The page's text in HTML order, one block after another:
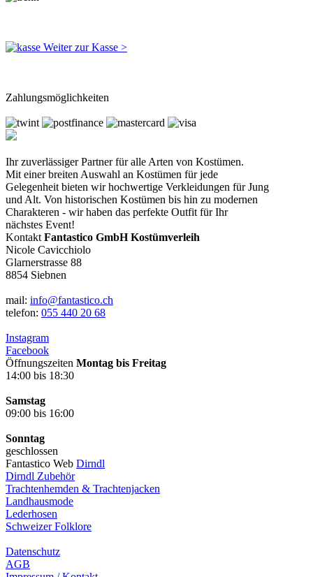
Weiter zur Kasse >
Zahlungsmöglichkeiten
Ihr zuverlässiger Partner für alle Arten von Kostümen.
Mit einer breiten Auswahl an Kostümen für jede
Gelegenheit bieten wir hochwertige Verkleidungen für Jung
und Alt. Von historischen Kostümen bis hin zu modernen
Charakteren - wir haben das perfekte Outfit für Ihr
nächstes Event!
Kontakt Fantastico GmbH Kostümverleih
Nicole Cavicchiolo
Glarnerstrasse 88
8854 Siebnen
mail: info@fantastico.ch
telefon: 055 440 20 68
Instagram
Facebook
Öffnungszeiten Montag bis Freitag
14:00 bis 18:30
Samstag
09:00 bis 16:00
Sonntag
geschlossen
Fantastico Web Dirndl
Dirndl Zubehör
Trachtenhemden & Trachtenjacken
Landhausmode
Lederhosen
Schweizer Folklore
Datenschutz
AGB